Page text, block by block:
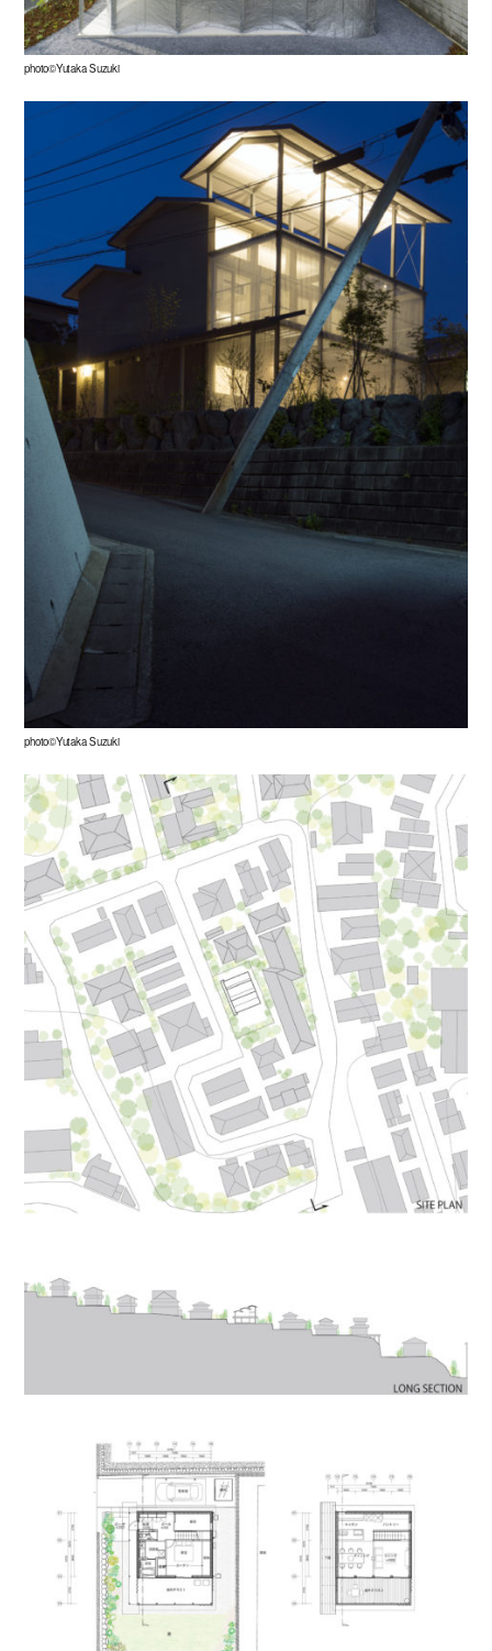
photo©Yutaka Suzuki
photo©Yutaka Suzuki